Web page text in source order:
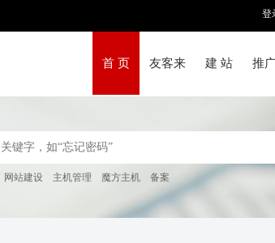
登
首 页 友客来 建 站 推
网站建设 主机管理 魔方主机 备案